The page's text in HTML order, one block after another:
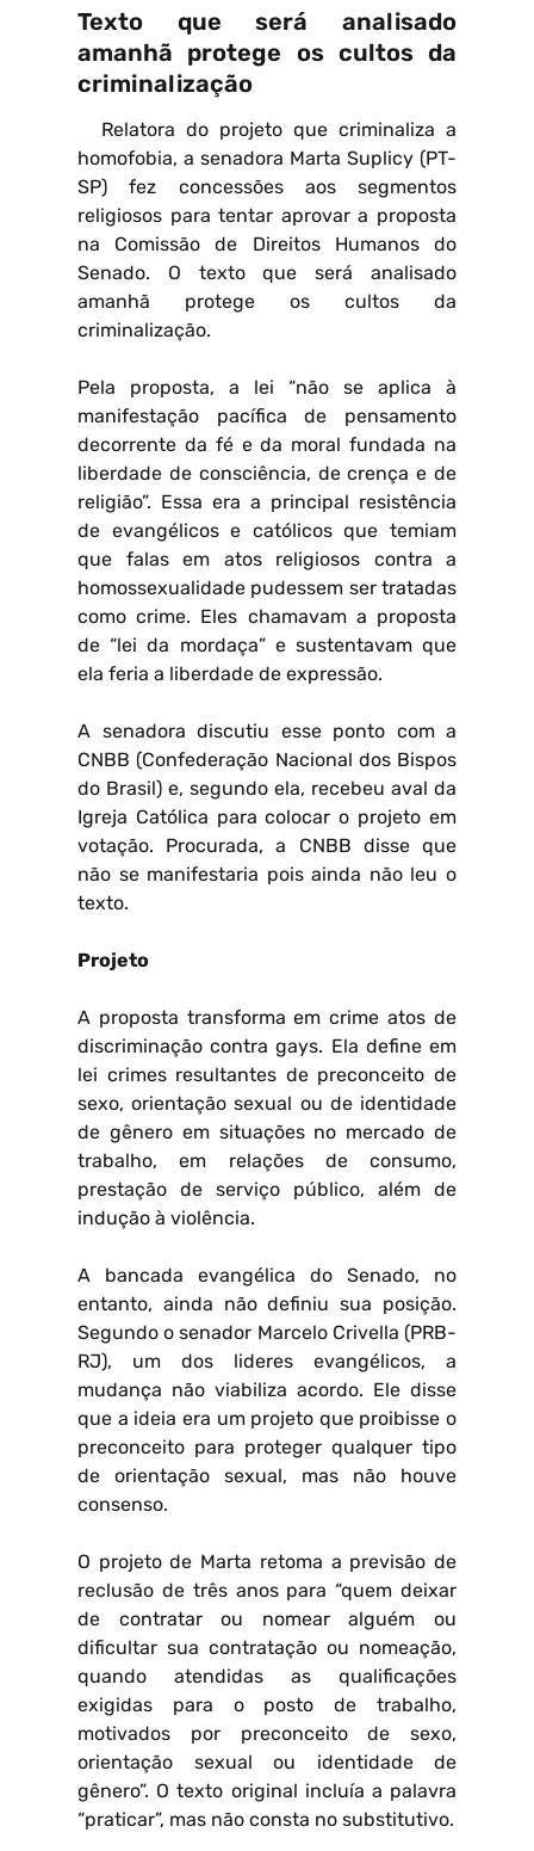
Texto que será analisado
amanhã protege os cultos da
criminalização
Relatora do projeto que criminaliza a
homofobia, a senadora Marta Suplicy (PT-
SP) fez concessões aos segmentos
religiosos para tentar aprovar a proposta
na Comissão de Direitos Humanos do
Senado. O texto que será analisado
amanhã protege os cultos da
criminalização.
Pela proposta, a lei “não se aplica à
manifestação pacífica de pensamento
decorrente da fé e da moral fundada na
liberdade de consciência, de crença e de
religião”. Essa era a principal resistência
de evangélicos e católicos que temiam
que falas em atos religiosos contra a
homossexualidade pudessem ser tratadas
como crime. Eles chamavam a proposta
de “lei da mordaça” e sustentavam que
ela feria a liberdade de expressão.
A senadora discutiu esse ponto com a
CNBB (Confederação Nacional dos Bispos
do Brasil) e, segundo ela, recebeu aval da
Igreja Católica para colocar o projeto em
votação. Procurada, a CNBB disse que
não se manifestaria pois ainda não leu o
texto.
Projeto
A proposta transforma em crime atos de
discriminação contra gays. Ela define em
lei crimes resultantes de preconceito de
sexo, orientação sexual ou de identidade
de gênero em situações no mercado de
trabalho, em relações de consumo,
prestação de serviço público, além de
indução à violência.
A bancada evangélica do Senado, no
entanto, ainda não definiu sua posição.
Segundo o senador Marcelo Crivella (PRB-
RJ), um dos lideres evangélicos, a
mudança não viabiliza acordo. Ele disse
que a ideia era um projeto que proibisse o
preconceito para proteger qualquer tipo
de orientação sexual, mas não houve
consenso.
O projeto de Marta retoma a previsão de
reclusão de três anos para “quem deixar
de contratar ou nomear alguém ou
dificultar sua contratação ou nomeação,
quando atendidas as qualificações
exigidas para o posto de trabalho,
motivados por preconceito de sexo,
orientação sexual ou identidade de
gênero”. O texto original incluía a palavra
“praticar”, mas não consta no substitutivo.